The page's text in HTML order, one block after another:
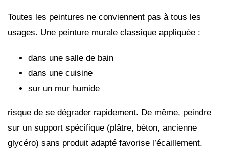
Toutes les peintures ne conviennent pas à tous les
usages. Une peinture murale classique appliquée :
dans une salle de bain
dans une cuisine
sur un mur humide
risque de se dégrader rapidement. De même, peindre
sur un support spécifique (plâtre, béton, ancienne
glycéro) sans produit adapté favorise l’écaillement.